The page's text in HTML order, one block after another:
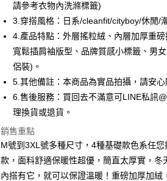
悠遊付
ATM付款
運送方式
全家取貨付款
每筆NT$80，滿NT$1,000(含以上)免運費
付款後全家取貨
每筆NT$80，滿NT$1,000(含以上)免運費
7-11取貨付款
請參考衣物內洗滌標籤)
3.穿搭風格：日系/cleanfit/cityboy/休閒/
4.產品特點：外層搖粒絨、內層加厚重磅
寬鬆插肩袖版型、品牌質感小標籤、男
侶裝)。
5.其他備註：本商品為實品拍攝，請安心
6.售後服務：買回去不滿意可LINE私訊
理換貨或退貨。
銷售重點
M號到3XL號多種尺寸，4種基礎款色系任您
款，面料舒適保暖性超優，簡直太厚實，冬
內搭有它，就可以保證溫暖！重磅加厚加絨